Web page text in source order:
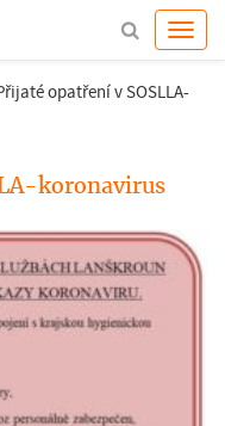
opatření v SOSLLA-
koronavirus